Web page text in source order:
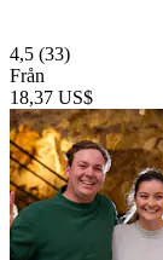
4,5 (33)
Från
18,37 US$